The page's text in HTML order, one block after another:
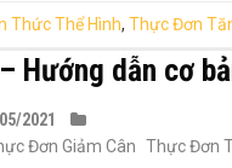
Thức Thể Hình, Thực Đơn
Hướng dẫn cơ
2021
Đơn Giảm Cân Thực Đơn